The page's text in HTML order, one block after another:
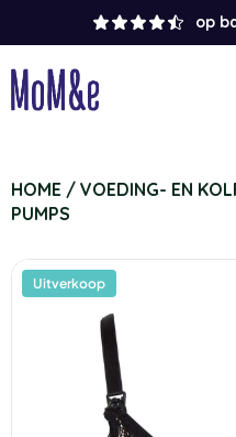
op
HOME / VOEDING- EN
PUMPS
Uitverkoop